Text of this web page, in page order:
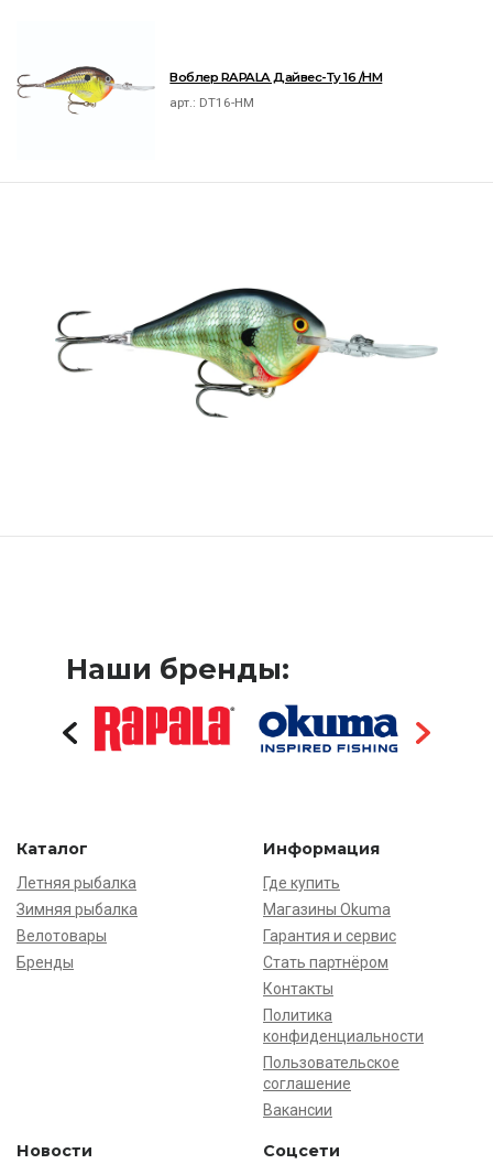
Воблер RAPALA Дайвес-Ту 16 /HM
арт.: DT16-HM
Наши бренды:
Каталог
Летняя рыбалка
Зимняя рыбалка
Велотовары
Бренды
Информация
Где купить
Магазины Okuma
Гарантия и сервис
Стать партнёром
Контакты
Политика
конфиденциальности
Пользовательское
соглашение
Вакансии
Новости Соцсети